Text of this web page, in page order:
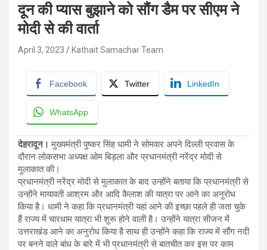
दून की प्यास बुझाने को सौंग डैम पर सीएम ने
मोदी से की वार्ता
April 3, 2023 Kathait Samachar Team
Facebook Twitter LinkedIn
WhatsApp
देहरादून। मुख्यमंत्री पुष्कर सिंह धामी ने सोमवार अपने दिल्ली प्रवास के
दौरान लोकसभा अध्यक्ष ओम बिड़ला और प्रधानमंत्री नरेंद्र मोदी से
मुलाकात की।
प्रधानमंत्री नरेंद्र मोदी से मुलाकात के बाद उन्होंने बताया कि प्रधानमंत्री से
उन्होंने मायावती आश्रम और आदि कैलाश की यात्रा पर आने का अनुरोध
किया है। धामी ने कहा कि प्रधानमंत्री यहां आने की इच्छा पहले ही जता चुके
हैं राज्य में चारधाम यात्रा भी शुरू होने वाली है। उन्होंने यात्रा सीजन में
उत्तराखंड आने का अनुरोध किया है साथ ही उन्होंने कहा कि राज्य में सौंग नदी
पर बनने वाले बांध के बारे में भी प्रधानमंत्री से बातचीत कर इस पर काम